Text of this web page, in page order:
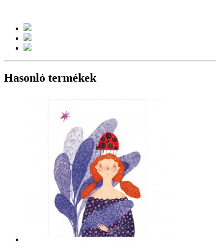
Hasonló termékek